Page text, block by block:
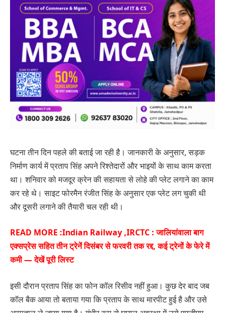
घटना तीन दिन पहले की बताई जा रही है। जानकारी के अनुसार, सड़क
निर्माण कार्य में प्रताप सिंह अपने रिश्तेदारों और भाइयों के साथ काम करता
था। शनिवार को मजदूर क्रेन की सहायता से लोहे की प्लेट लगाने का काम
कर रहे थे। साइट फोरमैन रंजीत सिंह के अनुसार एक प्लेट लग चुकी थी
और दूसरी लगाने की तैयारी चल रही थी।
READ MORE :Indian Railway ,IRCTC : जालियांवाला बाग
एक्सप्रेस सहित तीन ट्रेनें दिसंबर से फरवरी तक रद्द, कई ट्रेनों के फेरे में
कमी — देखें पूरी लिस्ट
इसी दौरान प्रताप सिंह का फोन कॉल रिसीव नहीं हुआ। कुछ देर बाद जब
कॉल बैक आया तो बताया गया कि प्रताप के साथ मारपीट हुई है और उसे